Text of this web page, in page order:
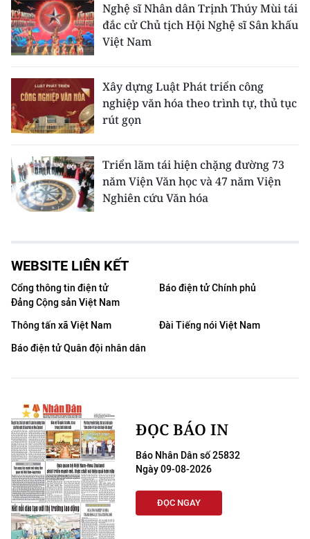
Nghệ sĩ Nhân dân Trịnh Thúy Mùi tái
đắc cử Chủ tịch Hội Nghệ sĩ Sân khấu
Việt Nam
Xây dựng Luật Phát triển công
nghiệp văn hóa theo trình tự, thủ tục
rút gọn
Triển lãm tái hiện chặng đường 73
năm Viện Văn học và 47 năm Viện
Nghiên cứu Văn hóa
WEBSITE LIÊN KẾT
Cổng thông tin điện tử
Đảng Cộng sản Việt Nam
Báo điện tử Chính phủ
Thông tấn xã Việt Nam
Đài Tiếng nói Việt Nam
Báo điện tử Quân đội nhân dân
ĐỌC BÁO IN
Báo Nhân Dân số 25832
Ngày 09-08-2026
ĐỌC NGAY